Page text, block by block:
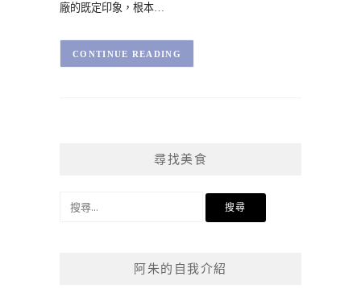
廠的既定印象，根本…
CONTINUE READING
尋找美食
阿朱的自我介紹